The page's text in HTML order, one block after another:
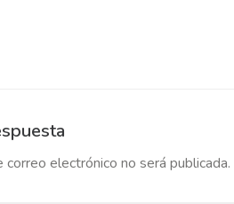
correo electrónico no será publicada.